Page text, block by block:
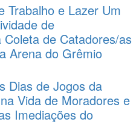
Trabalho e Lazer Um
de
de Catadores/as
Arena do Grêmio
Dias de Jogos da
Vida de Moradores e
Imediações do